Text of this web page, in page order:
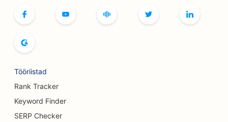
SEO leivaküpsetiste jaoks
SEO rindade suurendamise teenuste jaoks
SEO buffet-restoranidele
Tööriistad
Rank Tracker
Keyword Finder
SERP Checker